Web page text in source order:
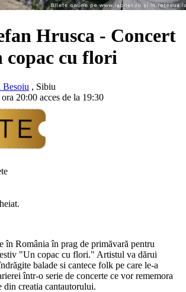
Hrusca - Concert
copac cu flori
, Sibiu
20:00 acces de la 19:30
în România în prag de primăvară pentru
"Un copac cu flori." Artistul va dărui
balade si cantece folk pe care le-a
într-o serie de concerte ce vor rememora
din creatia cantautorului.